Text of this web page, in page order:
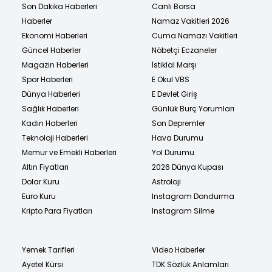
Son Dakika Haberleri
Haberler
Ekonomi Haberleri
Güncel Haberler
Magazin Haberleri
Spor Haberleri
Dünya Haberleri
Sağlık Haberleri
Kadın Haberleri
Teknoloji Haberleri
Memur ve Emekli Haberleri
Altın Fiyatları
Dolar Kuru
Euro Kuru
Kripto Para Fiyatları
Canlı Borsa
Namaz Vakitleri 2026
Cuma Namazı Vakitleri
Nöbetçi Eczaneler
İstiklal Marşı
E Okul VBS
E Devlet Giriş
Günlük Burç Yorumları
Son Depremler
Hava Durumu
Yol Durumu
2026 Dünya Kupası
Astroloji
Instagram Dondurma
Instagram Silme
Yemek Tarifleri
Ayetel Kürsi
Video Haberler
TDK Sözlük Anlamları